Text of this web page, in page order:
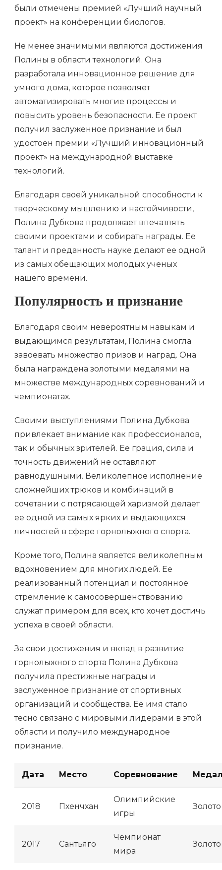
были отмечены премией «Лучший научный
проект» на конференции биологов.
Не менее значимыми являются достижения
Полины в области технологий. Она
разработала инновационное решение для
умного дома, которое позволяет
автоматизировать многие процессы и
повысить уровень безопасности. Ее проект
получил заслуженное признание и был
удостоен премии «Лучший инновационный
проект» на международной выставке
технологий.
Благодаря своей уникальной способности к
творческому мышлению и настойчивости,
Полина Дубкова продолжает впечатлять
своими проектами и собирать награды. Ее
талант и преданность науке делают ее одной
из самых обещающих молодых ученых
нашего времени.
Популярность и признание
Благодаря своим невероятным навыкам и
выдающимся результатам, Полина смогла
завоевать множество призов и наград. Она
была награждена золотыми медалями на
множестве международных соревнований и
чемпионатах.
Своими выступлениями Полина Дубкова
привлекает внимание как профессионалов,
так и обычных зрителей. Ее грация, сила и
точность движений не оставляют
равнодушными. Великолепное исполнение
сложнейших трюков и комбинаций в
сочетании с потрясающей харизмой делает
ее одной из самых ярких и выдающихся
личностей в сфере горнолыжного спорта.
Кроме того, Полина является великолепным
вдохновением для многих людей. Ее
реализованный потенциал и постоянное
стремление к самосовершенствованию
служат примером для всех, кто хочет достичь
успеха в своей области.
За свои достижения и вклад в развитие
горнолыжного спорта Полина Дубкова
получила престижные награды и
заслуженное признание от спортивных
организаций и сообщества. Ее имя стало
тесно связано с мировыми лидерами в этой
области и получило международное
признание.
Дата Место Соревнование
2018 Пхенчхан
Олимпийские
игры
Золото
2017 Сантьяго
Чемпионат
мира
Золото